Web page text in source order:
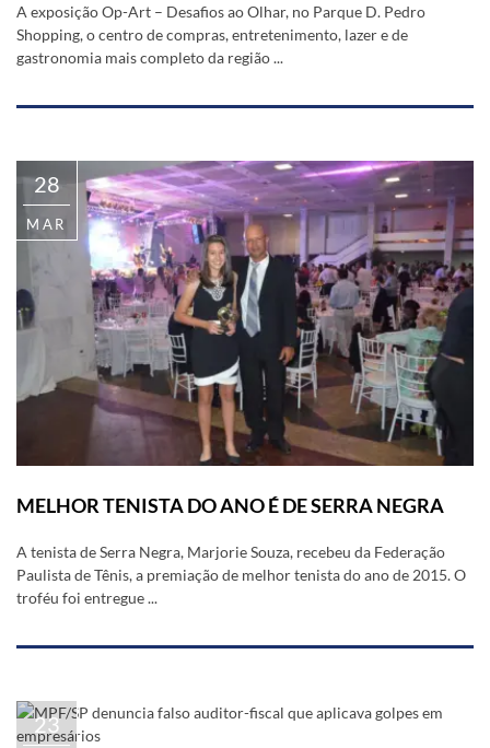
A exposição Op-Art – Desafios ao Olhar, no Parque D. Pedro
Shopping, o centro de compras, entretenimento, lazer e de
gastronomia mais completo da região ...
28
MAR
MELHOR TENISTA DO ANO É DE SERRA NEGRA
A tenista de Serra Negra, Marjorie Souza, recebeu da Federação
Paulista de Tênis, a premiação de melhor tenista do ano de 2015. O
troféu foi entregue ...
23